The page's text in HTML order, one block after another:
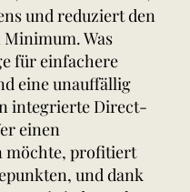
und reduziert den
Was
für einfachere
eine unauffällig
integrierte Direct-
einen
möchte, profitiert
und dank